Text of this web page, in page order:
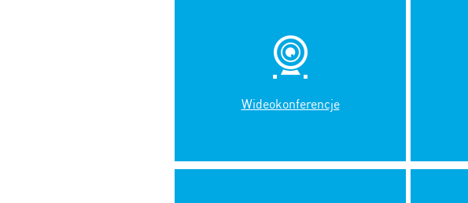
Wideokonferencje